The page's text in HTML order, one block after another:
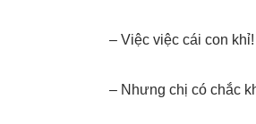
– Việc việc cái con
– Nhưng chị có chắc